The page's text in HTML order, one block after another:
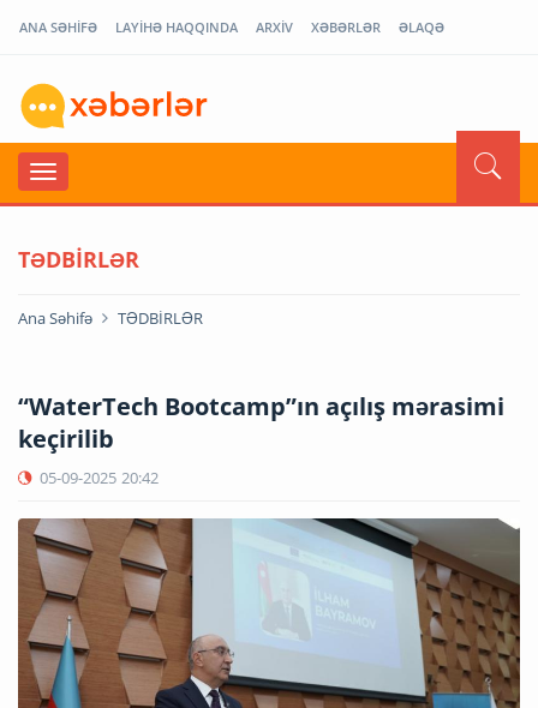
ANA SƏHİFƏ LAYİHƏ HAQQINDA ARXİV XƏBƏRLƏR ƏLAQƏ
TƏDBİRLƏR
Ana Səhifə TƏDBİRLƏR
“WaterTech Bootcamp”ın açılış mərasimi
keçirilib
05-09-2025 20:42